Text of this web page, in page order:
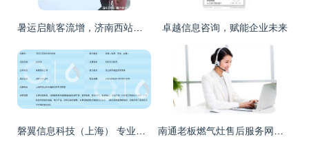
卓越信息咨询，赋能企业未来